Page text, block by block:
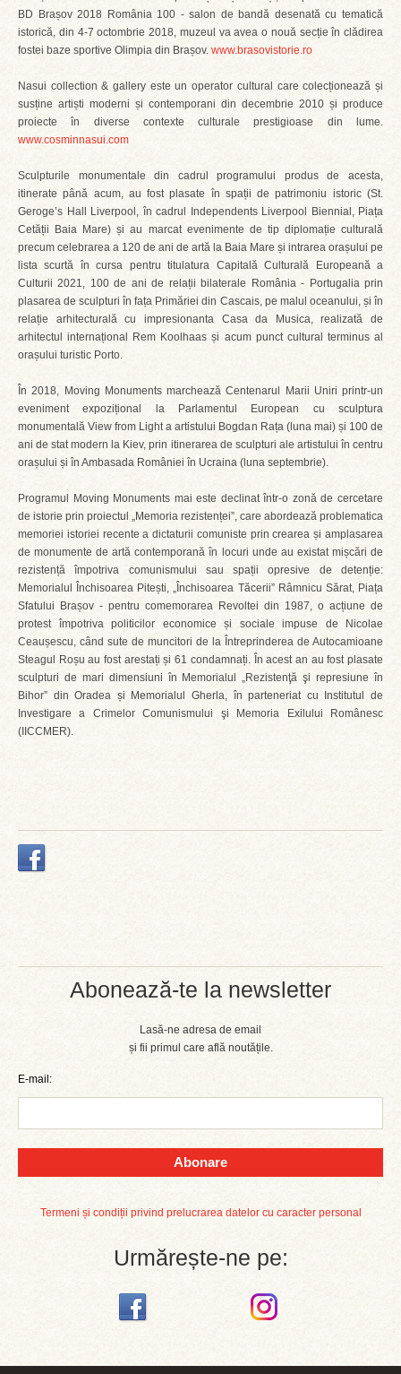
Abonează-te la newsletter
Lasă-ne adresa de email
și fii primul care află noutățile.
E-mail:
Abonare
Termeni și condiții privind prelucrarea datelor cu caracter personal
Urmărește-ne pe:
BD Brașov 2018 România 100 - salon de bandă desenată cu tematică
istorică, din 4-7 octombrie 2018, muzeul va avea o nouă secție în clădirea
fostei baze sportive Olimpia din Brașov. www.brasovistorie.ro
Nasui collection & gallery este un operator cultural care colecționează și
susține artiști moderni și contemporani din decembrie 2010 și produce
proiecte în diverse contexte culturale prestigioase din lume.
www.cosminnasui.com
Sculpturile monumentale din cadrul programului produs de acesta,
itinerate până acum, au fost plasate în spații de patrimoniu istoric (St.
Geroge’s Hall Liverpool, în cadrul Independents Liverpool Biennial, Piața
Cetății Baia Mare) și au marcat evenimente de tip diplomație culturală
precum celebrarea a 120 de ani de artă la Baia Mare și intrarea orașului pe
lista scurtă în cursa pentru titulatura Capitală Culturală Europeană a
Culturii 2021, 100 de ani de relații bilaterale România - Portugalia prin
plasarea de sculpturi în fața Primăriei din Cascais, pe malul oceanului, și în
relație arhitecturală cu impresionanta Casa da Musica, realizată de
arhitectul internațional Rem Koolhaas și acum punct cultural terminus al
orașului turistic Porto.
În 2018, Moving Monuments marchează Centenarul Marii Uniri printr-un
eveniment expozițional la Parlamentul European cu sculptura
monumentală View from Light a artistului Bogdan Rața (luna mai) și 100 de
ani de stat modern la Kiev, prin itinerarea de sculpturi ale artistului în centru
orașului și în Ambasada României în Ucraina (luna septembrie).
Programul Moving Monuments mai este declinat într-o zonă de cercetare
de istorie prin proiectul „Memoria rezistenței”, care abordează problematica
memoriei istoriei recente a dictaturii comuniste prin crearea și amplasarea
de monumente de artă contemporană în locuri unde au existat mișcări de
rezistență împotriva comunismului sau spații opresive de detenție:
Memorialul Închisoarea Pitești, „Închisoarea Tăcerii” Râmnicu Sărat, Piața
Sfatului Brașov - pentru comemorarea Revoltei din 1987, o acțiune de
protest împotriva politicilor economice și sociale impuse de Nicolae
Ceaușescu, când sute de muncitori de la Întreprinderea de Autocamioane
Steagul Roșu au fost arestați și 61 condamnați. În acest an au fost plasate
sculpturi de mari dimensiuni în Memorialul „Rezistenţă şi represiune în
Bihor” din Oradea și Memorialul Gherla, în parteneriat cu Institutul de
Investigare a Crimelor Comunismului şi Memoria Exilului Românesc
(IICCMER).